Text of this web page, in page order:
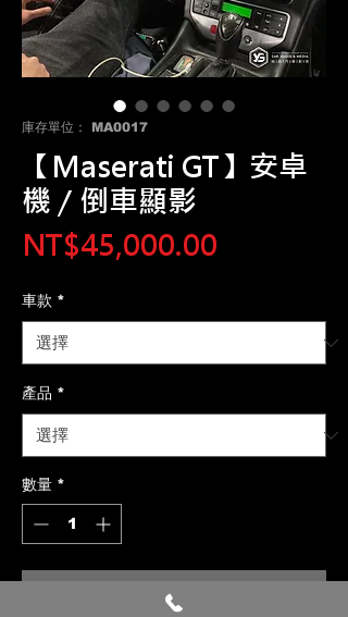
庫存單位： MA0017
【Maserati GT】安卓
機 / 倒車顯影
NT$45,000.00
車款 *
產品 *
數量 *
新增至購物車